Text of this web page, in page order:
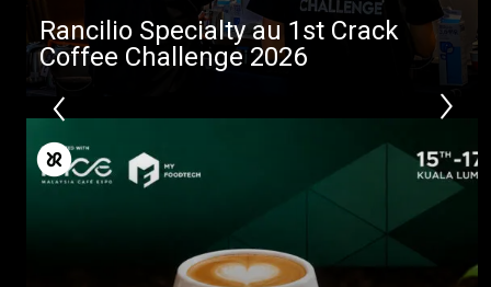
Rancilio Specialty au 1st Crack
Coffee Challenge 2026